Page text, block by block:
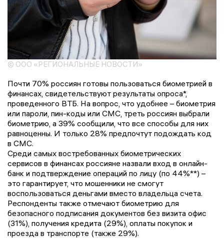
© ООО «РЕГИОНАЛЬНЫЕ НОВОСТИ»
Почти 70% россиян готовы пользоваться биометрией в
финансах, свидетельствуют результаты опроса*,
проведенного ВТБ. На вопрос, что удобнее – биометрия
или пароли, пин-коды или СМС, треть россиян выбрали
биометрию, а 39% сообщили, что все способы для них
равноценны. И только 28% предпочтут подождать код
в СМС.
Среди самых востребованных биометрических
сервисов в финансах россияне назвали вход в онлайн-
банк и подтверждение операций по лицу (по 44%**) –
это гарантирует, что мошенники не смогут
воспользоваться деньгами вместо владельца счета.
Респонденты также отмечают биометрию для
безопасного подписания документов без визита офис
(31%), получения кредита (29%), оплаты покупок и
проезда в транспорте (также 29%).